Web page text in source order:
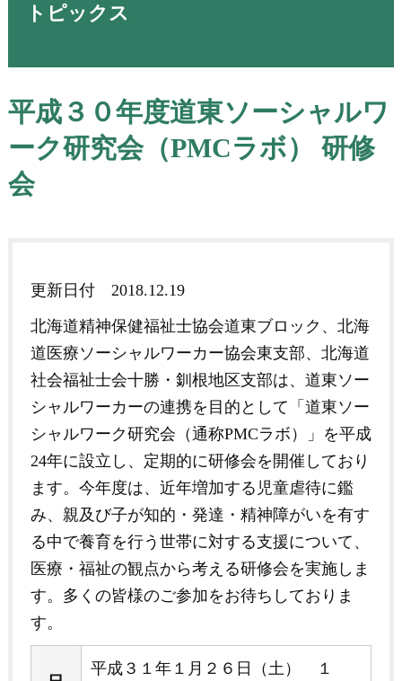
トピックス
平成３０年度道東ソーシャルワ
ーク研究会（PMCラボ） 研修
会
更新日付 2018.12.19
北海道精神保健福祉士協会道東ブロック、北海
道医療ソーシャルワーカー協会東支部、北海道
社会福祉士会十勝・釧根地区支部は、道東ソー
シャルワーカーの連携を目的として「道東ソー
シャルワーク研究会（通称PMCラボ）」を平成
24年に設立し、定期的に研修会を開催しており
ます。今年度は、近年増加する児童虐待に鑑
み、親及び子が知的・発達・精神障がいを有す
る中で養育を行う世帯に対する支援について、
医療・福祉の観点から考える研修会を実施しま
す。多くの皆様のご参加をお待ちしておりま
す。
平成３１年１月２６日（土） １